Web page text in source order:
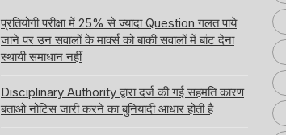
प्रतियोगी परीक्षा में 25% से ज्यादा Question गलत पाये
जाने पर उन सवालों के मार्क्स को बाकी सवालों में बांट देना
स्थायी समाधान नहीं
Disciplinary Authority द्वारा दर्ज की गई सहमति कारण
बताओ नोटिस जारी करने का बुनियादी आधार होती है